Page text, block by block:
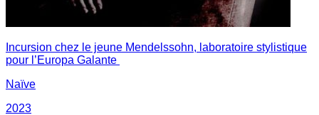
Incursion chez le jeune Mendelssohn, laboratoire stylistique
pour l’Europa Galante
Naïve
2023